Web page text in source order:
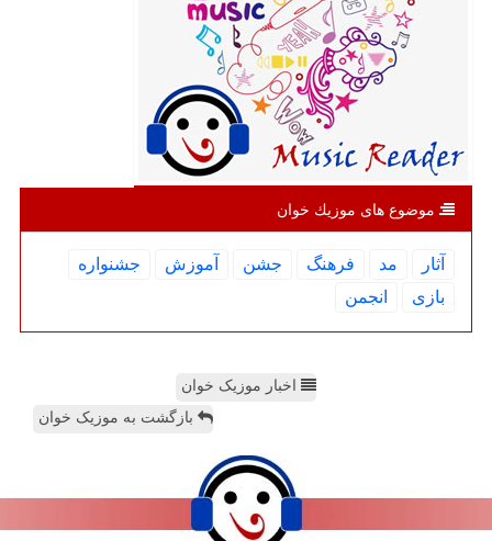
موضوع های موزیك خوان
آثار مد فرهنگ جشن آموزش
جشنواره
بازی
انجمن
اخبار موزیک خوان
بازگشت به موزیک خوان